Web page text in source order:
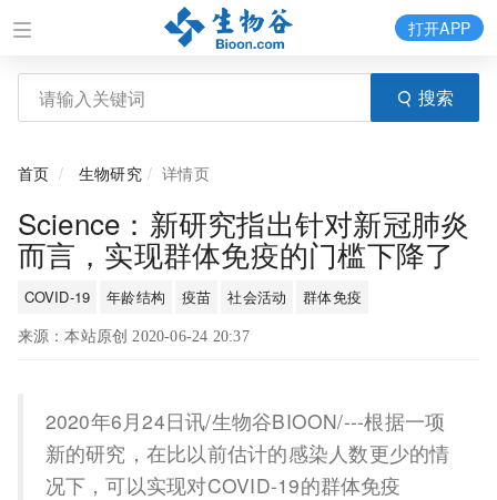
搜索
打开APP
首页 生物研究 详情页
Science：新研究指出针对新冠肺炎
而言，实现群体免疫的门槛下降了
COVID-19 年龄结构 疫苗 社会活动 群体免疫
来源：本站原创 2020-06-24 20:37
2020年6月24日讯/生物谷BIOON/---根据一项
新的研究，在比以前估计的感染人数更少的情
况下，可以实现对COVID-19的群体免疫